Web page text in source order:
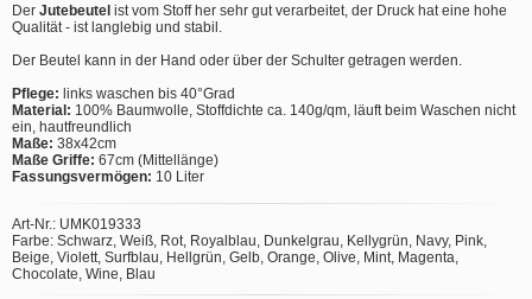
Der Jutebeutel ist vom Stoff her sehr gut verarbeitet, der Druck hat eine hohe
Qualität - ist langlebig und stabil.
Der Beutel kann in der Hand oder über der Schulter getragen werden.
Pflege: links waschen bis 40°Grad
Material: 100% Baumwolle, Stoffdichte ca. 140g/qm, läuft beim Waschen nicht
ein, hautfreundlich
Maße: 38x42cm
Maße Griffe: 67cm (Mittellänge)
Fassungsvermögen: 10 Liter
Art-Nr.: UMK019333
Farbe: Schwarz, Weiß, Rot, Royalblau, Dunkelgrau, Kellygrün, Navy, Pink,
Beige, Violett, Surfblau, Hellgrün, Gelb, Orange, Olive, Mint, Magenta,
Chocolate, Wine, Blau